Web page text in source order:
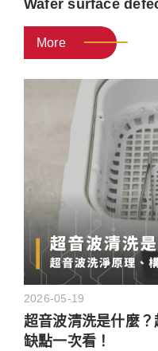
Wafer surface
More
2026-05-19
超音波清洗是什麼
缺點一次看！